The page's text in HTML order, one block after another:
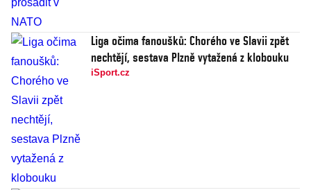
Liga očima fanoušků: Chorého ve Slavii zpět
nechtějí, sestava Plzně vytažená z klobouku
iSport.cz